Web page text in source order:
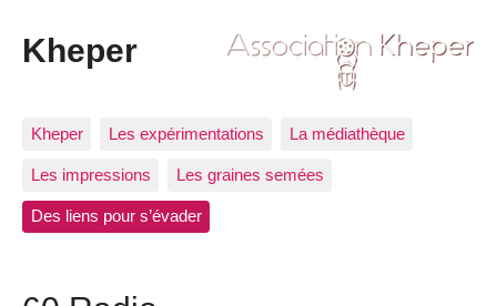
Kheper
Kheper Les expérimentations La médiathèque
Les impressions Les graines semées
Des liens pour s’évader